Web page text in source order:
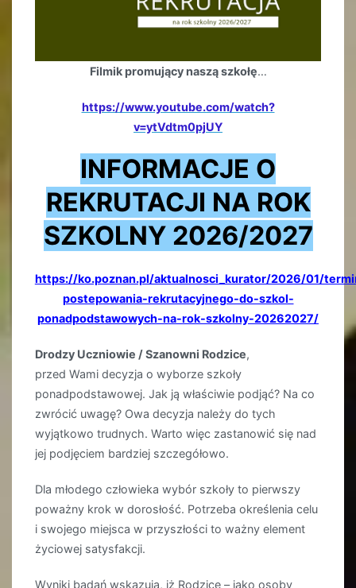
Filmik promujący naszą szkołę…
https://www.youtube.com/watch?
v=ytVdtm0pjUY
INFORMACJE O
REKRUTACJI NA ROK
SZKOLNY 2026/2027
https://ko.poznan.pl/aktualnosci_kurator/2026/01/
postepowania-rekrutacyjnego-do-szkol-
ponadpodstawowych-na-rok-szkolny-20262027/
Drodzy Uczniowie / Szanowni Rodzice,
przed Wami decyzja o wyborze szkoły
ponadpodstawowej. Jak ją właściwie podjąć? Na co
zwrócić uwagę? Owa decyzja należy do tych
wyjątkowo trudnych. Warto więc zastanowić się nad
jej podjęciem bardziej szczegółowo.
Dla młodego człowieka wybór szkoły to pierwszy
poważny krok w dorosłość. Potrzeba określenia celu
i swojego miejsca w przyszłości to ważny element
życiowej satysfakcji.
Wyniki badań wskazują, iż Rodzice – jako osoby